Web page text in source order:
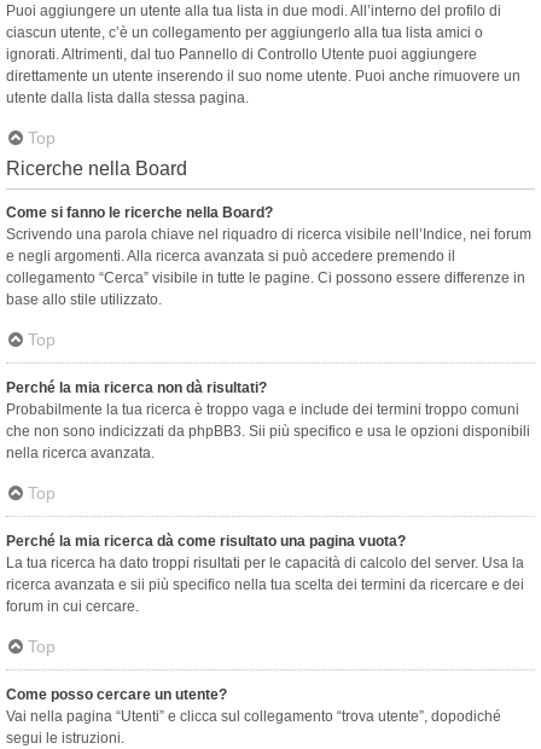
Puoi aggiungere un utente alla tua lista in due modi. All’interno del profilo di
ciascun utente, c’è un collegamento per aggiungerlo alla tua lista amici o
ignorati. Altrimenti, dal tuo Pannello di Controllo Utente puoi aggiungere
direttamente un utente inserendo il suo nome utente. Puoi anche rimuovere un
utente dalla lista dalla stessa pagina.
Top
Ricerche nella Board
Come si fanno le ricerche nella Board?
Scrivendo una parola chiave nel riquadro di ricerca visibile nell’Indice, nei forum
e negli argomenti. Alla ricerca avanzata si può accedere premendo il
collegamento “Cerca” visibile in tutte le pagine. Ci possono essere differenze in
base allo stile utilizzato.
Top
Perché la mia ricerca non dà risultati?
Probabilmente la tua ricerca è troppo vaga e include dei termini troppo comuni
che non sono indicizzati da phpBB3. Sii più specifico e usa le opzioni disponibili
nella ricerca avanzata.
Top
Perché la mia ricerca dà come risultato una pagina vuota?
La tua ricerca ha dato troppi risultati per le capacità di calcolo del server. Usa la
ricerca avanzata e sii più specifico nella tua scelta dei termini da ricercare e dei
forum in cui cercare.
Top
Come posso cercare un utente?
Vai nella pagina “Utenti” e clicca sul collegamento “trova utente”, dopodiché
segui le istruzioni.